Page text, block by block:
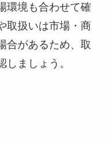
環境も合わせて確
取扱いは市場・商
合があるため、取
ましょう。